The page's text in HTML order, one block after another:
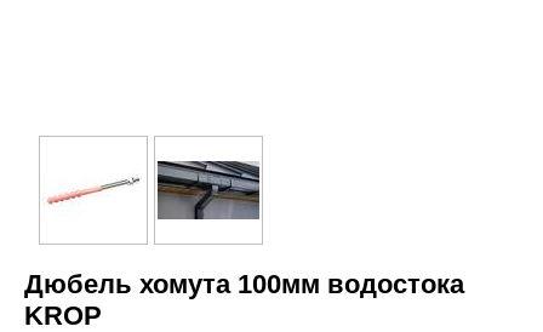
Дюбель хомута 100мм водостока
KROP